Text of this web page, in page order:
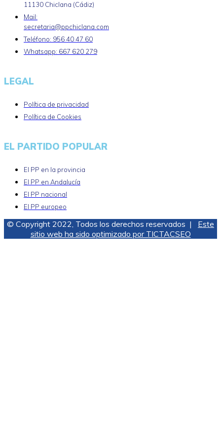
11130 Chiclana (Cádiz)
Mail:
secretaria@ppchiclana.com
Teléfono: 956 40 47 60
Whatsapp: 667 620 279
LEGAL
Política de privacidad
Política de Cookies
EL PARTIDO POPULAR
El PP en la provincia
El PP en Andalucía
El PP nacional
El PP europeo
© Copyright 2022, Todos los derechos reservados | Este
sitio web ha sido optimizado por TICTACSEO